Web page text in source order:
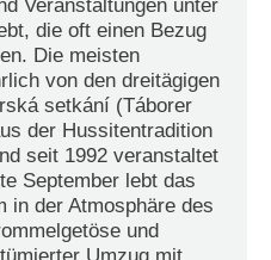
Veranstaltungen unter
die oft einen Bezug
Die meisten
von den dreitägigen
setkání (Táborer
der Hussiten­tradition
seit 1992 veranstaltet
September lebt das
in der Atmosphäre des
und
Umzug mit